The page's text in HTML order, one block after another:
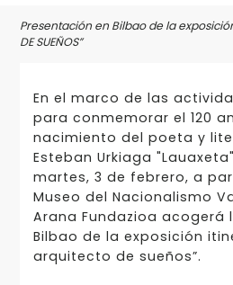
Presentación en Bilbao de la exposición
DE SUEÑOS”
En el marco de las
para conmemorar el 120
nacimiento del poeta y
Esteban Urkiaga
martes, 3 de febrero, a
Museo del Nacionalismo
Arana Fundazioa acogerá
Bilbao de la exposición
arquitecto de sueños”.